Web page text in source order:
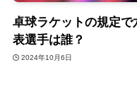
卓球ラケットの規定
表選手は誰？
2024年10月6日